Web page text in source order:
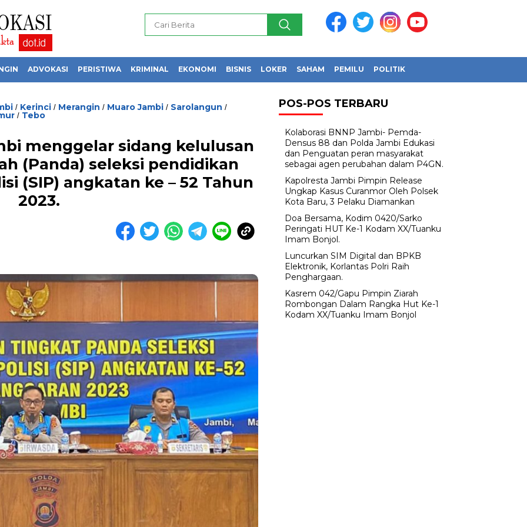
ADVOKASI PERISTIWA KRIMINAL EKONOMI BISNIS LOKER SAHAM PEMILU POLITIK
/ Kerinci / Merangin / Muaro Jambi / Sarolangun /
/ Tebo
menggelar sidang kelulusan
(Panda) seleksi pendidikan
(SIP) angkatan ke – 52 Tahun
2023.
POS-POS TERBARU
Kolaborasi BNNP Jambi- Pemda-
Densus 88 dan Polda Jambi Edukasi
dan Penguatan peran masyarakat
sebagai agen perubahan dalam P4GN.
Kapolresta Jambi Pimpin Release
Ungkap Kasus Curanmor Oleh Polsek
Kota Baru, 3 Pelaku Diamankan
Doa Bersama, Kodim 0420/Sarko
Peringati HUT Ke-1 Kodam XX/Tuanku
Imam Bonjol.
Luncurkan SIM Digital dan BPKB
Elektronik, Korlantas Polri Raih
Penghargaan.
Kasrem 042/Gapu Pimpin Ziarah
Rombongan Dalam Rangka Hut Ke-1
Kodam XX/Tuanku Imam Bonjol